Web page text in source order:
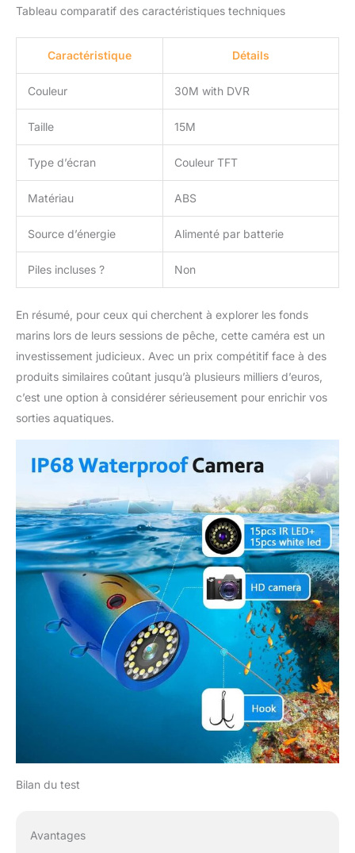
Tableau comparatif des caractéristiques techniques
Caractéristique Détails
Couleur 30M with DVR
Taille 15M
Type d’écran Couleur TFT
Matériau ABS
Source d’énergie Alimenté par batterie
Piles incluses ? Non
En résumé, pour ceux qui cherchent à explorer les fonds
marins lors de leurs sessions de pêche, cette caméra est un
investissement judicieux. Avec un prix compétitif face à des
produits similaires coûtant jusqu’à plusieurs milliers d’euros,
c’est une option à considérer sérieusement pour enrichir vos
sorties aquatiques.
Bilan du test
Avantages